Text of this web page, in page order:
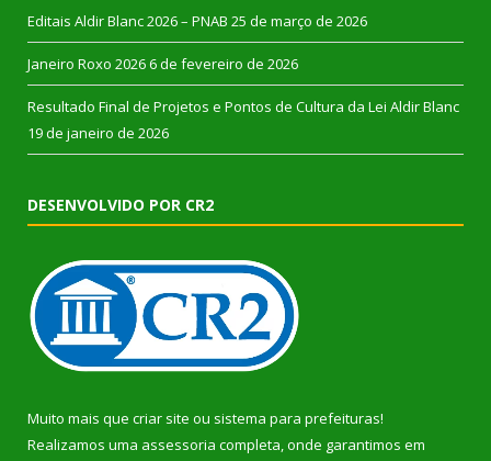
Editais Aldir Blanc 2026 – PNAB 25 de março de 2026
Janeiro Roxo 2026 6 de fevereiro de 2026
Resultado Final de Projetos e Pontos de Cultura da Lei Aldir Blanc
19 de janeiro de 2026
DESENVOLVIDO POR CR2
Muito mais que criar site ou sistema para prefeituras!
Realizamos uma assessoria completa, onde garantimos em